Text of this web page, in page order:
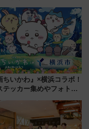
目の編成やデザインまと
ちいかわ』×横浜コラボ！
テッカー集めやフォトス
喫しよう（花火鑑賞会応
12まで！）